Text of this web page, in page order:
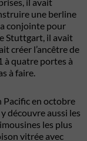
une berline
conjointe pour
Stuttgart, il avait
créer l’ancêtre de
à quatre portes à
à faire.
Pacific en octobre
découvre aussi les
les plus
vitrée avec